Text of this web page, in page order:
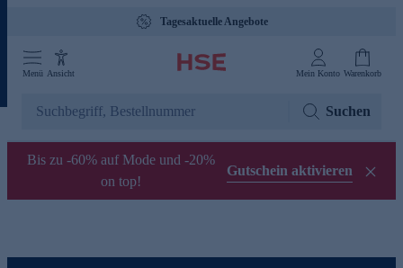
Tagesaktuelle Angebote
Menü Ansicht Mein Konto Warenkorb
Suchen
Bis zu -60% auf Mode und -20%
on top!
Gutschein aktivieren